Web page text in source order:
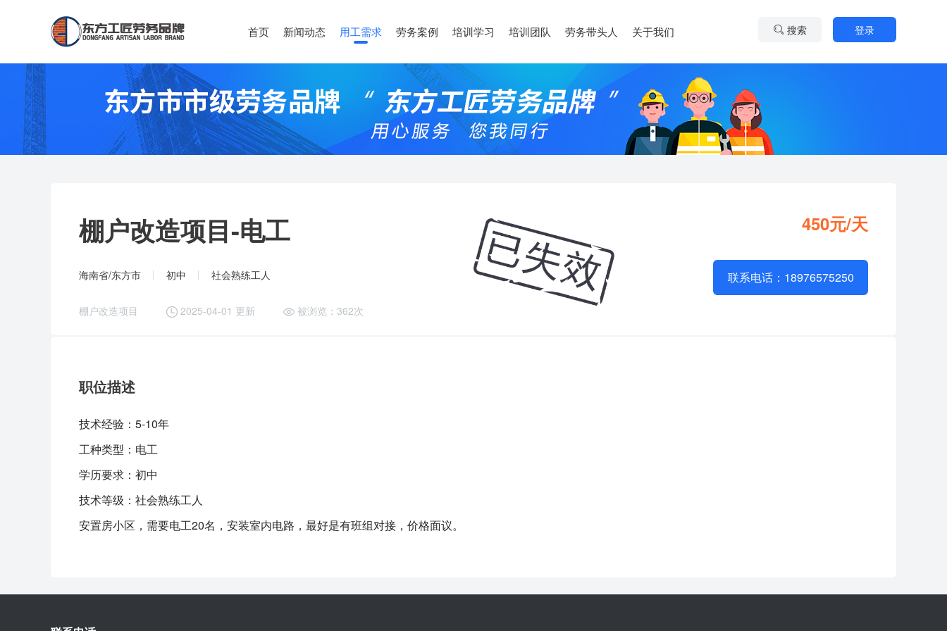
首页 新闻动态 用工需求 劳务案例 培训学习 培训团队 劳务带头人 关于我们 搜索 登录
棚户改造项目-电工
海南省/东方市 初中 社会熟练工人
棚户改造项目 2025-04-01 更新 被浏览：362次
450元/天
联系电话：18976575250
职位描述
技术经验： 5-10年
工种类型： 电工
学历要求： 初中
技术等级： 社会熟练工人
安置房小区，需要电工20名，安装室内电路，最好是有班组对接，价格面议。